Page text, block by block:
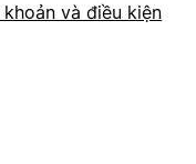
và điều kiện